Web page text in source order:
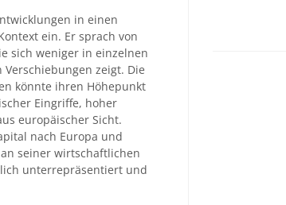
in einen
ein. Er sprach von
sich weniger in einzelnen
zeigt. Die
könnte ihren Höhepunkt
Eingriffe, hoher
europäischer Sicht.
nach Europa und
seiner wirtschaftlichen
unterrepräsentiert und